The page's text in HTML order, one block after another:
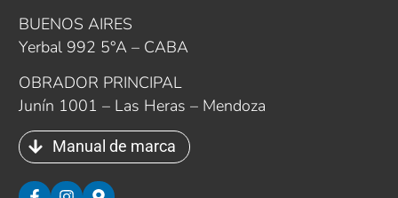
BUENOS AIRES
Yerbal 992 5°A – CABA
OBRADOR PRINCIPAL
Junín 1001 – Las Heras – Mendoza
Manual de marca